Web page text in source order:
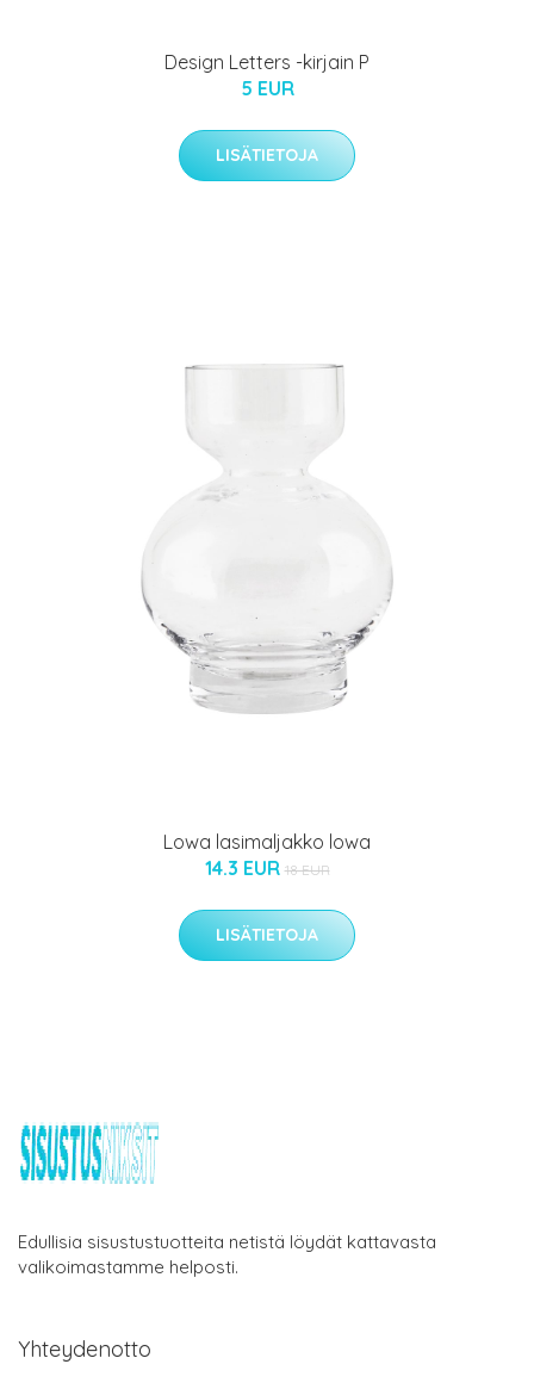
Design Letters -kirjain P
5 EUR
LISÄTIETOJA
Lowa lasimaljakko lowa
14.3 EUR 18 EUR
LISÄTIETOJA
Edullisia sisustustuotteita netistä löydät kattavasta
valikoimastamme helposti.
Yhteydenotto